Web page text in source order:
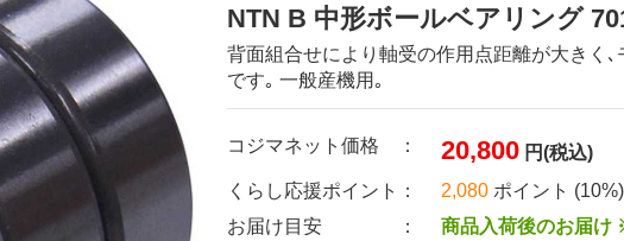
NTN B 中形ボールベアリング
背面組合せにより軸受の作用点距離が大きく
です｡ 一般産機用｡
コジマネット価格 ： 20,800 円(税込)
くらし応援ポイント：
2,080 ポイント (10%)
お届け目安 ：
商品入荷後のお届け